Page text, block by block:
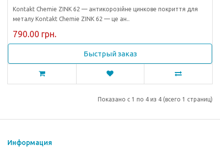
Kontakt Chemie ZINK 62 — антикорозійне цинкове покриття для
металу Kontakt Chemie ZINK 62 — це ан..
790.00 грн.
Быстрый заказ
Показано с 1 по 4 из 4 (всего 1 страниц)
Информация